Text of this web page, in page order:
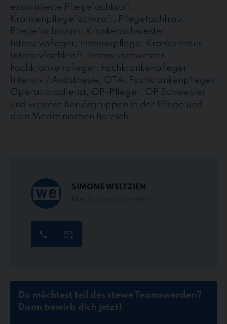
examinierte Pflegefachkraft,
Krankenpflegefachkraft, Pflegefachfrau,
Pflegefachmann, Krankenschwester,
Intensivpfleger, Intensivpflege, Krankenhaus
Intensivfachkraft, Intensivschwester,
Fachkrankenpfleger, Fachkrankenpfleger
Intensiv / Anästhesie, OTA, Fachkrankenpfleger
Operationsdienst, OP-Pfleger, OP Schwester
und weitere Berufsgruppen in der Pflege und
dem Medizinischen Bereich.
SIMONE WELTZIEN
Du möchtest teil des stewe Teamswerden?
Dann bewirb dich jetzt!